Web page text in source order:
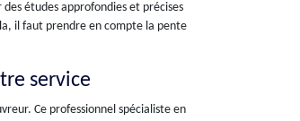
études approfondies et précises
il faut prendre en compte la pente
service
Ce professionnel spécialiste en